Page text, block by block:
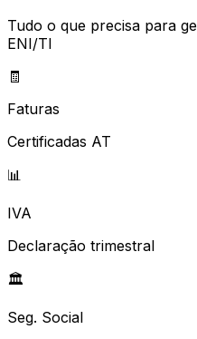
Tudo o que precisa para
ENI/TI
🧾
Faturas
Certificadas AT
📊
IVA
Declaração trimestral
🏛️
Seg. Social